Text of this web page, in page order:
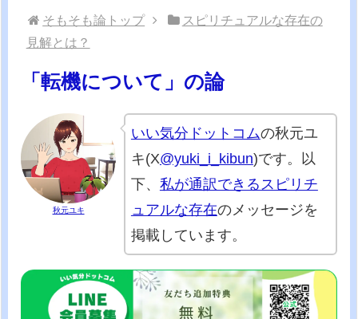
そもそも論トップ
スピリチュアルな存在の
見解とは？
「転機について」の論
秋元ユキ
いい気分ドットコムの秋元ユ
キ(X@yuki_i_kibun)です。以
下、 私が通訳できるスピリチ
ュアルな存在のメッセージを
掲載しています。